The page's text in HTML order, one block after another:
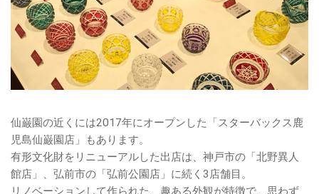
仙巌園の近くには2017年にオープンした「スターバックス鹿
児島仙巌園店」もあります。
有形文化財をリニューアルした出店は、神戸市の「北野異人
館店」、弘前市の「弘前公園店」に続く3店舗目。
リノベーションして作られた、趣ある外観が特徴で、思わず